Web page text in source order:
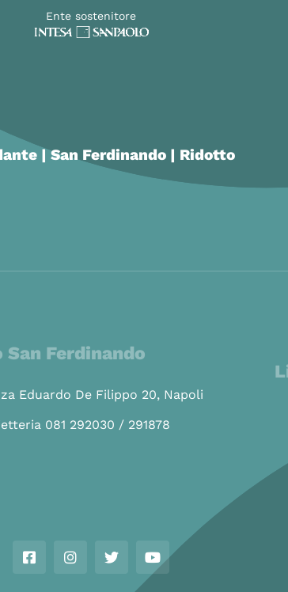
Ente sostenitore
| San Ferdinando | Ridotto
San Ferdinando
Eduardo De Filippo 20, Napoli
081 292030 / 291878